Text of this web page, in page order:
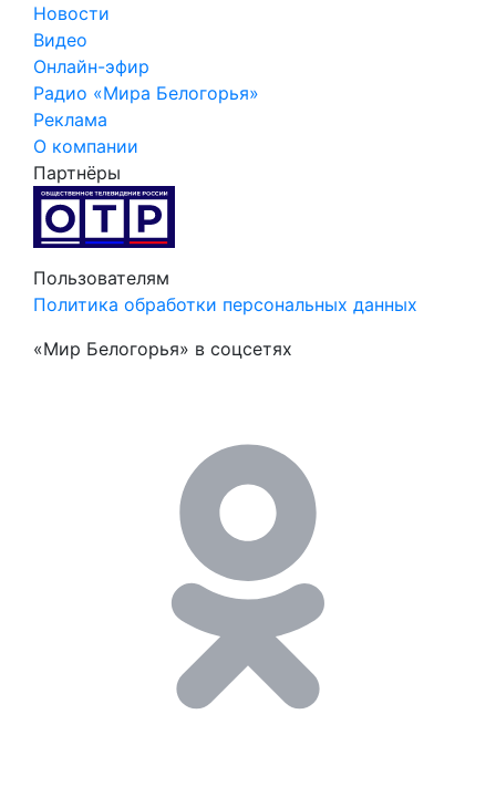
Новости
Видео
Онлайн-эфир
Радио «Мира Белогорья»
Реклама
О компании
Партнёры
Пользователям
Политика обработки персональных данных
«Мир Белогорья» в соцсетях